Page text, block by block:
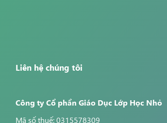
Liên hệ chúng tôi
Công ty Cổ phần Giáo Dục Lớp Học Nhỏ
Mã số thuế: 0315578309